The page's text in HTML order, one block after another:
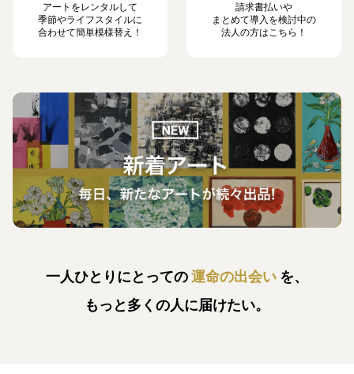
アートをレンタルして
季節やライフスタイルに
合わせて簡単模様替え！
請求書払いや
まとめて導入を検討中の
法人の方はこちら！
一人ひとりにとっての運命の出会い を、
もっと多くの人に届けたい。